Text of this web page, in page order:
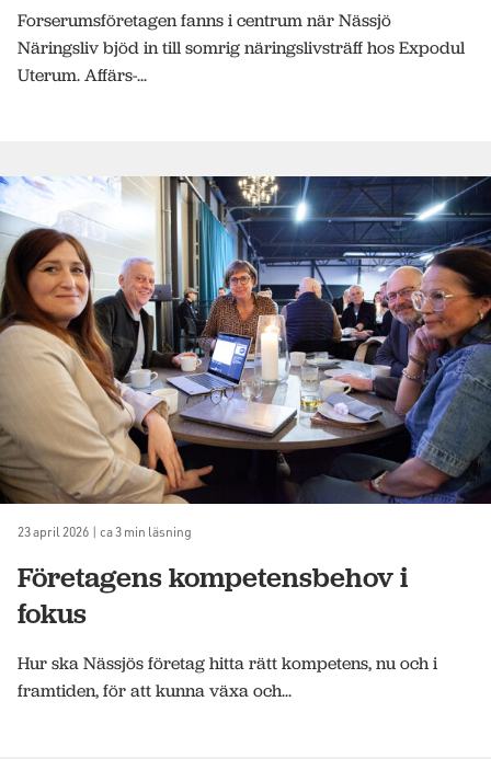
Forserumsföretagen fanns i centrum när Nässjö
Näringsliv bjöd in till somrig näringslivsträff hos Expodul
Uterum. Affärs-...
23 april 2026 | ca 3 min läsning
Företagens kompetensbehov i
fokus
Hur ska Nässjös företag hitta rätt kompetens, nu och i
framtiden, för att kunna växa och...